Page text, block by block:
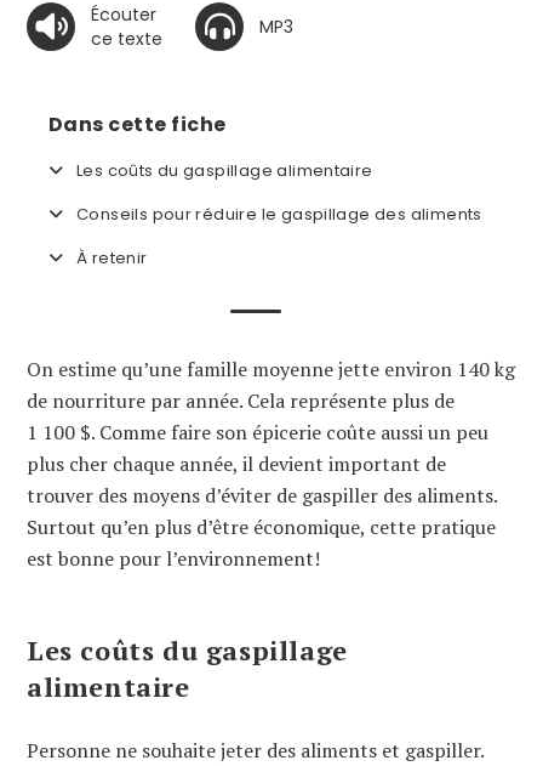
Écouter
ce texte
MP3
Dans cette fiche
Les coûts du gaspillage alimentaire
Conseils pour réduire le gaspillage des aliments
À retenir
On estime qu’une famille moyenne jette environ 140 kg
de nourriture par année. Cela représente plus de
1 100 $. Comme faire son épicerie coûte aussi un peu
plus cher chaque année, il devient important de
trouver des moyens d’éviter de gaspiller des aliments.
Surtout qu’en plus d’être économique, cette pratique
est bonne pour l’environnement!
Les coûts du gaspillage
alimentaire
Personne ne souhaite jeter des aliments et gaspiller.